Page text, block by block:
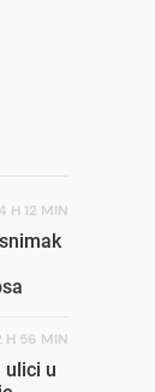
4 H 12 MIN
H 56 MIN
ulici u